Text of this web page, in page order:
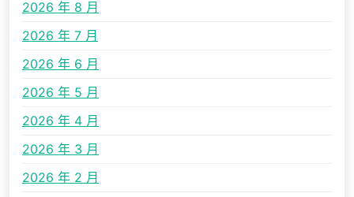
2026 年 8 月
2026 年 7 月
2026 年 6 月
2026 年 5 月
2026 年 4 月
2026 年 3 月
2026 年 2 月